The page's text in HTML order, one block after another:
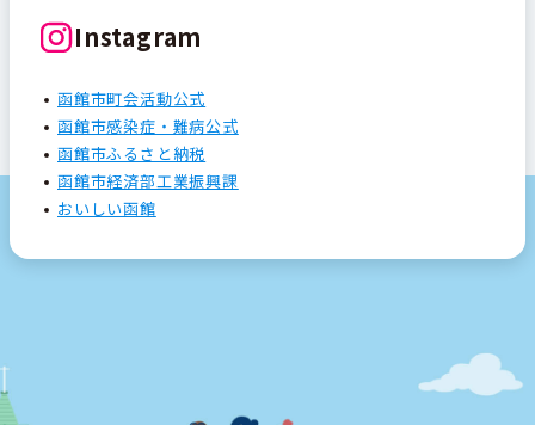
Instagram
函館市町会活動公式
函館市感染症・難病公式
函館市ふるさと納税
函館市経済部工業振興課
おいしい函館